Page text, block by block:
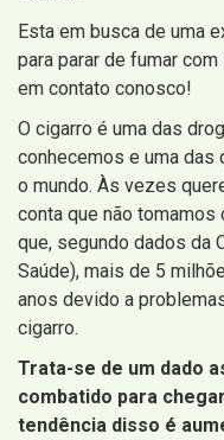
Esta em busca de uma
para parar de fumar
em contato conosco!
O cigarro é uma das
conhecemos e uma das
o mundo. Às vezes
conta que não tomamos
que, segundo dados da
Saúde), mais de 5
anos devido a
cigarro.
Trata-se de um dado
combatido para
tendência disso é